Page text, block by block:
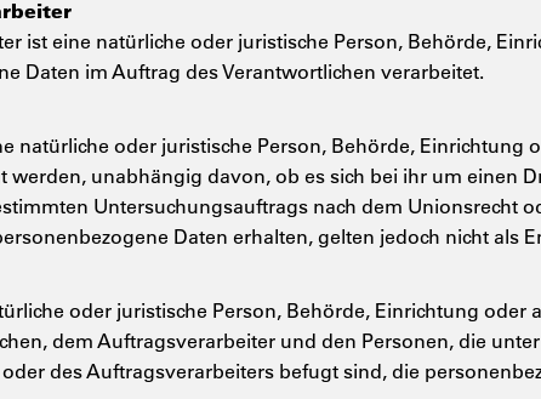
ist eine natürliche oder juristische Person, Behörde,
Daten im Auftrag des Verantwortlichen verarbeitet.
natürliche oder juristische Person, Behörde, Einrichtung
werden, unabhängig davon, ob es sich bei ihr um einen
Untersuchungsauftrags nach dem Unionsrecht
Daten erhalten, gelten jedoch nicht als
oder juristische Person, Behörde, Einrichtung oder
dem Auftragsverarbeiter und den Personen, die
des Auftragsverarbeiters befugt sind, die